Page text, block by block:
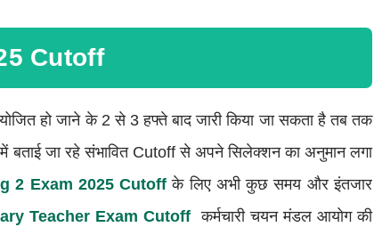
Cutoff
हो जाने के 2 से 3 हफ्ते बाद जारी किया जा सकता है तब तक
बताई जा रहे संभावित Cutoff से अपने सिलेक्शन का अनुमान लगा
2 Exam 2025 Cutoff के लिए अभी कुछ समय और इंतजार
Teacher Exam Cutoffकर्मचारी चयन मंडल आयोग की